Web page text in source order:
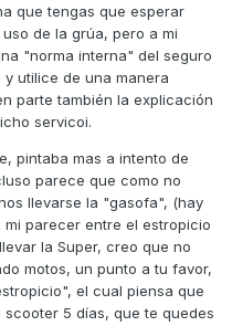
fue intento de robo, las
buscan mucho (según),
125, que pudo ser un
de la gasolina también
de la rueda ni la
sin moto.
disco, cadena, a
que tengas que esperar
de la grúa, pero a mi
"norma interna" del seguro
utilice de una manera
parte también la explicación
servicoi.
pintaba mas a intento de
parece que como no
llevarse la "gasofa", (hay
mi parecer entre el estropicio
la Super, creo que no
motos, un punto a tu favor,
el cual piensa que
5 días, que te quedes